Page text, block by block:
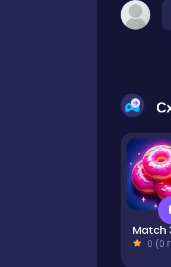
0 (0